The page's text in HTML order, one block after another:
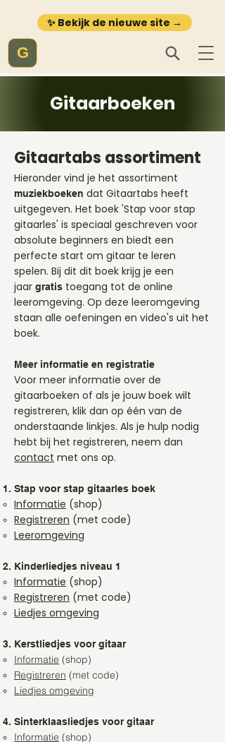
✨ Bekijk de nieuwe site →
G
Gitaarboeken
Gitaartabs assortiment
Hieronder vind je het assortiment
muziekboeken dat Gitaartabs heeft
uitgegeven. Het boek 'Stap voor stap
gitaarles' is speciaal geschreven voor
absolute beginners en biedt een
perfecte start om gitaar te leren
spelen. Bij dit dit boek krijg je een
jaar gratis toegang tot de online
leeromgeving. Op deze leeromgeving
staan alle oefeningen en video's uit het
boek.
Meer informatie en registratie
Voor meer informatie over de
gitaarboeken of als je jouw boek wilt
registreren, klik dan op één van de
onderstaande linkjes. Als je hulp nodig
hebt bij het registreren, neem dan
contact met ons op.
Stap voor stap gitaarles boek
Informatie ​ (shop)
Registreren (met code)
Leeromgeving
Kinderliedjes niveau 1
Informatie (shop)​
Registreren (met code)
Liedjes omgeving
Kerst​liedjes voor gitaar
Informatie (shop)
Registreren (met code)
Liedjes omgeving
Sinterklaasliedjes voor gitaar
Informatie (shop)